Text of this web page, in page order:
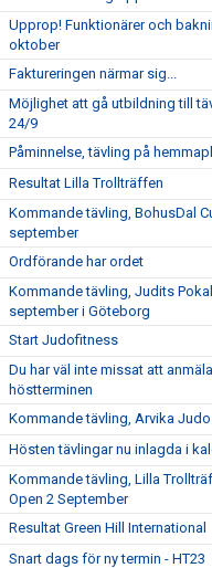
Upprop! Funktionärer och
oktober
Faktureringen närmar sig...
Möjlighet att gå utbildning till
24/9
Påminnelse, tävling på
Resultat Lilla Trollträffen
Kommande tävling, BohusDal
september
Ordförande har ordet
Kommande tävling, Judits
september i Göteborg
Start Judofitness
Du har väl inte missat att
höstterminen
Kommande tävling, Arvika
Hösten tävlingar nu inlagda i
Kommande tävling, Lilla
Open 2 September
Resultat Green Hill International
Snart dags för ny termin - HT23